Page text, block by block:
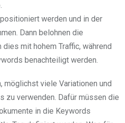
werden und in der
Dann belohnen die
dies mit hohem Traffic, während
benachteiligt werden.
möglichst viele Variationen und
zu verwenden. Dafür müssen die
in die Keywords